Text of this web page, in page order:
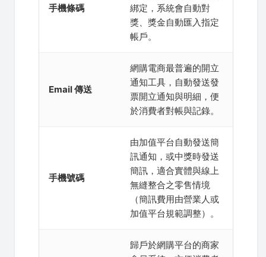
手機條碼
綁定，系統會自動對
獎、獎金自動匯入指定
帳戶。
Email 傳送
網購電商最普遍的開立
通知工具，自動發送發
票開立通知與明細，便
於消費者對帳與記錄。
手機號碼
由加值平台自動發送簡
訊通知，或中獎時發送
簡訊，適合實體與線上
無縫整合之零售情境
（簡訊費用由營業人或
加值平台規範調整）。
歸戶於網購平台的商家